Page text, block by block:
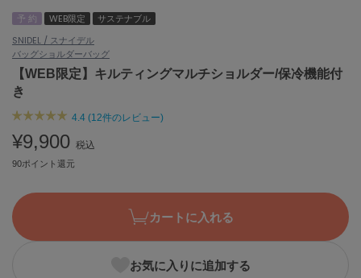
(124)
ànuke
アンヌーク
ASICS
アシックス
Ballelite
バレリット
バンドリヤー
Barbour
バブアー
予 約 WEB限定
サステナブル
SNIDEL / スナイデル
バッグショルダーバッグ
【WEB限定】キルティングマルチショルダー/保冷機能付
き
4.4 (12件のレビュー)
¥9,900 税込
90ポイント還元
カートに入れる
お気に入りに追加する